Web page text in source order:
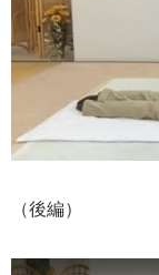
（後編）